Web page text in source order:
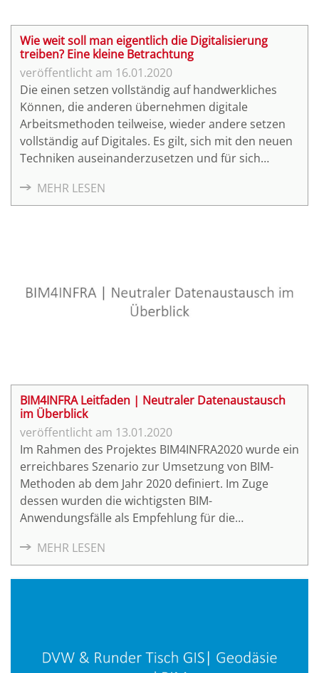
Wie weit soll man eigentlich die Digitalisierung
treiben? Eine kleine Betrachtung
16.01.2020
Die einen setzen vollständig auf handwerkliches
Können, die anderen übernehmen digitale
Arbeitsmethoden teilweise, wieder andere setzen
vollständig auf Digitales. Es gilt, sich mit den neuen
Techniken auseinanderzusetzen und für sich
Genauigkeit, Zeit- und Kostenaufwand bringen
können. In dieser kurzen Abhandlung werden vier
MEHR LESEN
BIM4INFRA Leitfaden | Neutraler Datenaustausch
im Überblick
13.01.2020
Im Rahmen des Projektes BIM4INFRA2020 wurde ein
erreichbares Szenario zur Umsetzung von BIM-
Methoden ab dem Jahr 2020 definiert. Im Zuge
dessen wurden die wichtigsten BIM-
Anwendungsfälle als Empfehlung für die
beschrieben. Teil 8 "Neutraler Datenaustausch im
Überblick" umfasst BIM4INFRA2020
MEHR LESEN